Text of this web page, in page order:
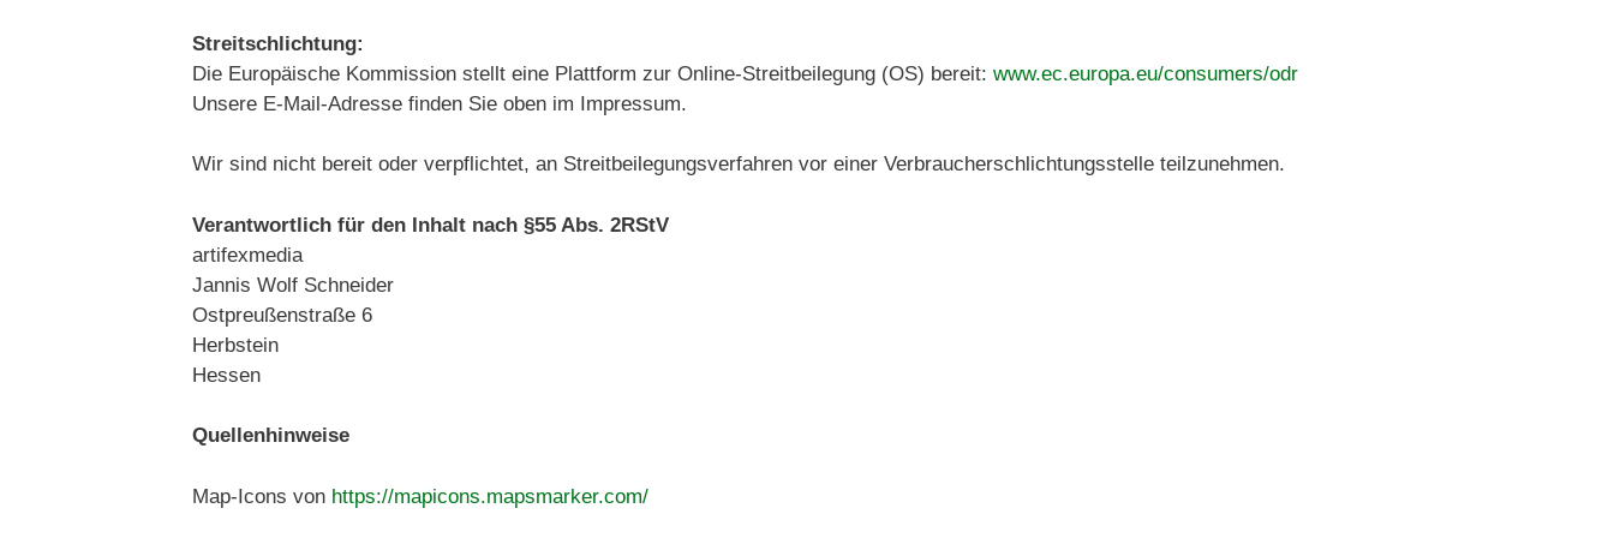
Streitschlichtung:
Die Europäische Kommission stellt eine Plattform zur Online-Streitbeilegung (OS) bereit: www.ec.europa.eu/consumers/odr
Unsere E-Mail-Adresse finden Sie oben im Impressum.
Wir sind nicht bereit oder verpflichtet, an Streitbeilegungsverfahren vor einer Verbraucherschlichtungsstelle teilzunehmen.
Verantwortlich für den Inhalt nach §55 Abs. 2RStV
artifexmedia
Jannis Wolf Schneider
Ostpreußenstraße 6
Herbstein
Hessen
Quellenhinweise
Map-Icons von https://mapicons.mapsmarker.com/